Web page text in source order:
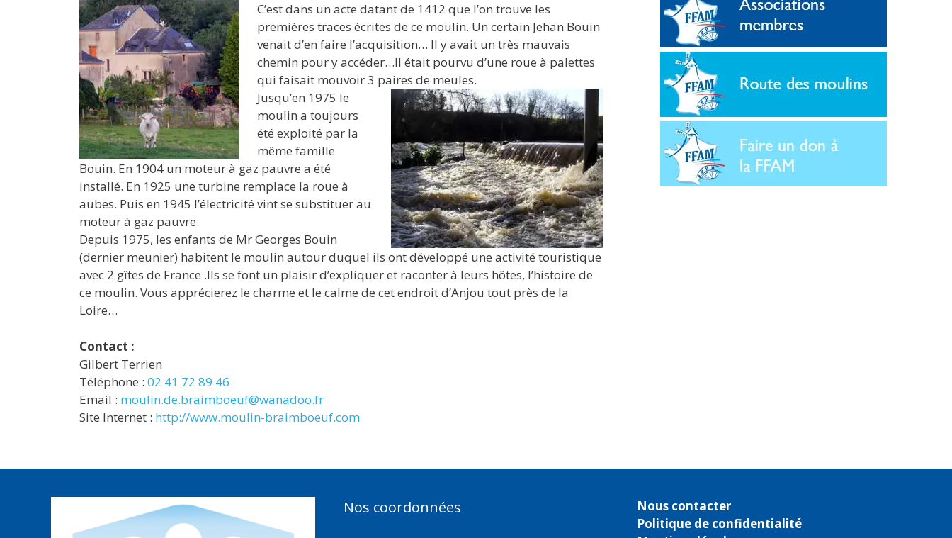
C’est dans un acte datant de 1412 que l’on trouve les
premières traces écrites de ce moulin. Un certain Jehan Bouin
venait d’en faire l’acquisition… Il y avait un très mauvais
chemin pour y accéder…Il était pourvu d’une roue à palettes
qui faisait mouvoir 3 paires de meules.
Jusqu’en 1975 le
moulin a toujours
été exploité par la
même famille
Bouin. En 1904 un moteur à gaz pauvre a été
installé. En 1925 une turbine remplace la roue à
aubes. Puis en 1945 l’électricité vint se substituer au
moteur à gaz pauvre.
Depuis 1975, les enfants de Mr Georges Bouin
(dernier meunier) habitent le moulin autour duquel ils ont développé une activité touristique
avec 2 gîtes de France .Ils se font un plaisir d’expliquer et raconter à leurs hôtes, l’histoire de
ce moulin. Vous apprécierez le charme et le calme de cet endroit d’Anjou tout près de la
Loire…
Contact :
Gilbert Terrien
Téléphone : 02 41 72 89 46
Email : moulin.de.braimboeuf@wanadoo.fr
Site Internet : http://www.moulin-braimboeuf.com
Nos coordonnées
Nous contacter
Politique de confidentialité